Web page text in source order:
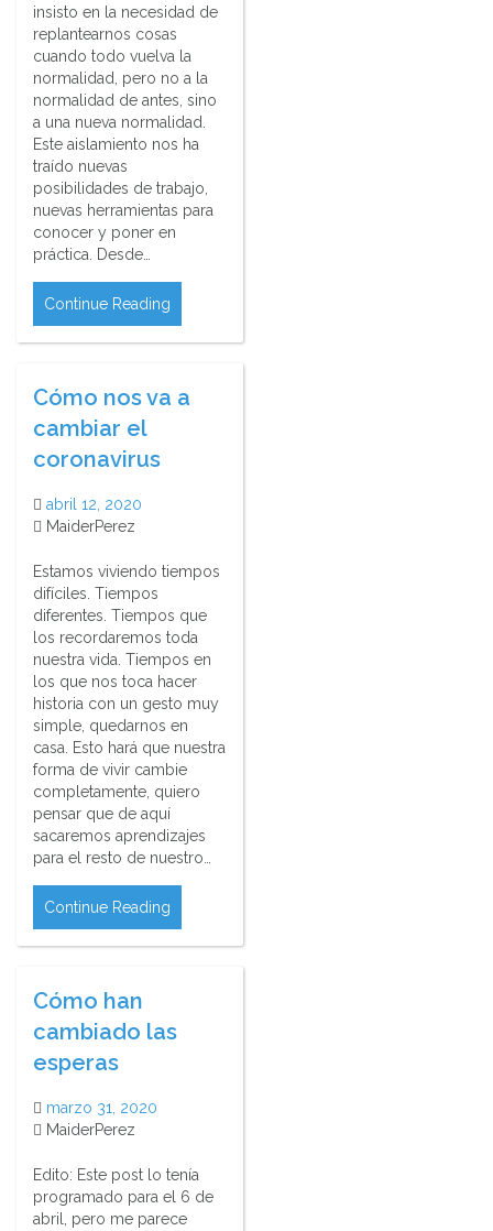
insisto en la necesidad de
replantearnos cosas
cuando todo vuelva la
normalidad, pero no a la
normalidad de antes, sino
a una nueva normalidad.
Este aislamiento nos ha
traído nuevas
posibilidades de trabajo,
nuevas herramientas para
conocer y poner en
práctica. Desde…
Continue Reading
Cómo nos va a
cambiar el
coronavirus
abril 12, 2020
MaiderPerez
Estamos viviendo tiempos
difíciles. Tiempos
diferentes. Tiempos que
los recordaremos toda
nuestra vida. Tiempos en
los que nos toca hacer
historia con un gesto muy
simple, quedarnos en
casa. Esto hará que nuestra
forma de vivir cambie
completamente, quiero
pensar que de aquí
sacaremos aprendizajes
para el resto de nuestro…
Continue Reading
Cómo han
cambiado las
esperas
marzo 31, 2020
MaiderPerez
Edito: Este post lo tenía
programado para el 6 de
abril, pero me parece